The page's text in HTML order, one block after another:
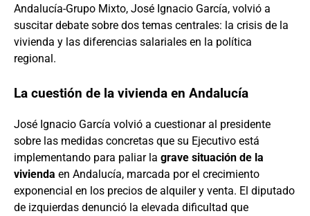
Andalucía-Grupo Mixto, José Ignacio García, volvió a
suscitar debate sobre dos temas centrales: la crisis de la
vivienda y las diferencias salariales en la política
regional.
La cuestión de la vivienda en Andalucía
José Ignacio García volvió a cuestionar al presidente
sobre las medidas concretas que su Ejecutivo está
implementando para paliar la grave situación de la
vivienda en Andalucía, marcada por el crecimiento
exponencial en los precios de alquiler y venta. El diputado
de izquierdas denunció la elevada dificultad que